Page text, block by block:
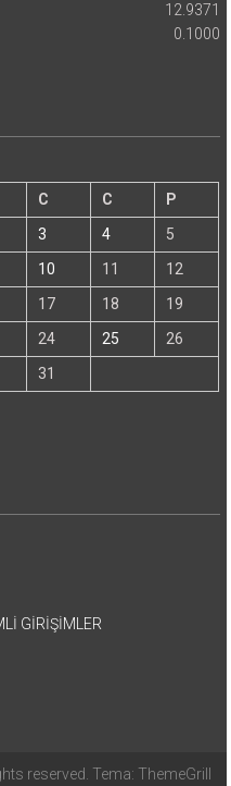
12.9371
0.1000
C C
P
3 4
5
10 11
12
17 18
19
24 25
26
31
GİRİŞİMLER
reserved. Tema: ThemeGrill